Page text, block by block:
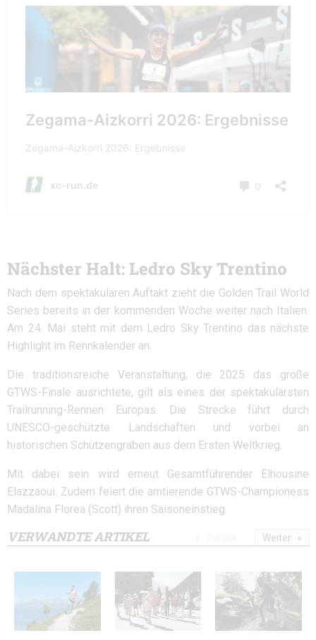
Nächster Halt: Ledro Sky Trentino
Nach dem spektakulären Auftakt zieht die Golden Trail World
Series bereits in der kommenden Woche weiter nach Italien.
Am 24. Mai steht mit dem Ledro Sky Trentino das nächste
Highlight im Rennkalender an.
Die traditionsreiche Veranstaltung, die 2025 das große
GTWS-Finale ausrichtete, gilt als eines der spektakulärsten
Trailrunning-Rennen Europas. Die Strecke führt durch
UNESCO-geschützte Landschaften und vorbei an
historischen Schützengräben aus dem Ersten Weltkrieg.
Mit dabei sein wird erneut Gesamtführender Elhousine
Elazzaoui. Zudem feiert die amtierende GTWS-Championess
Madalina Florea (Scott) ihren Saisoneinstieg.
VERWANDTE ARTIKEL Weiter